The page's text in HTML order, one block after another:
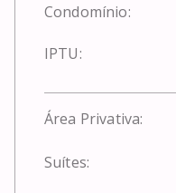
Condomínio:
IPTU:
Área Privativa:
Suítes: